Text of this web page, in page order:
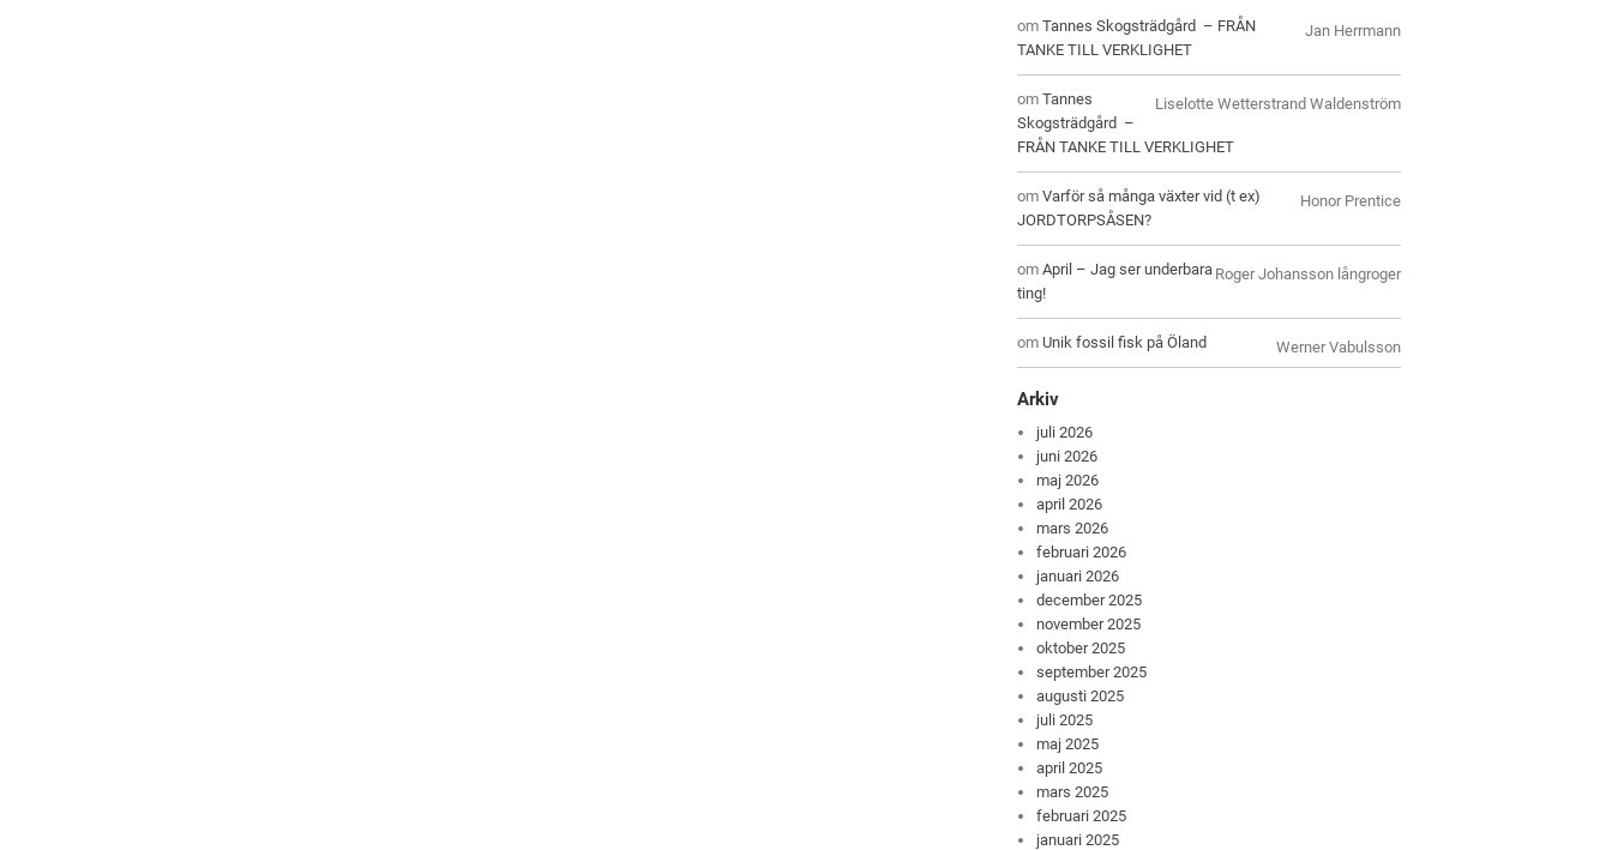
Jan Herrmann
omTannes Skogsträdgård – FRÅN
TANKE TILL VERKLIGHET
Liselotte Wetterstrand Waldenström
omTannes
Skogsträdgård –
FRÅN TANKE TILL VERKLIGHET
Honor Prentice
omVarför så många växter vid (t ex)
JORDTORPSÅSEN?
Roger Johansson långroger
omApril – Jag ser underbara
ting!
Werner Vabulsson
om Unik fossil fisk på Öland
Arkiv
juli 2026
juni 2026
maj 2026
april 2026
mars 2026
februari 2026
januari 2026
december 2025
november 2025
oktober 2025
september 2025
augusti 2025
juli 2025
maj 2025
april 2025
mars 2025
februari 2025
januari 2025